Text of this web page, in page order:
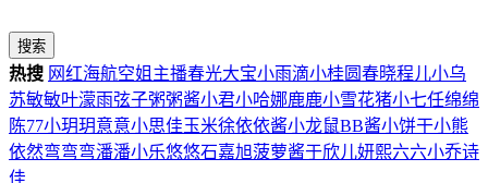
搜索
热搜 网红海航空姐 主播春光大宝小雨滴小桂圆春晓程儿小乌
苏敏敏叶濛雨弦子粥粥酱小君小哈娜鹿鹿小雪花猪小七任绵绵
陈77小玥玥意意小思佳玉米徐依依酱小龙鼠BB酱小饼干小熊
依然弯弯弯潘潘小乐悠悠石嘉旭菠萝酱于欣儿妍熙六六小乔诗
佳